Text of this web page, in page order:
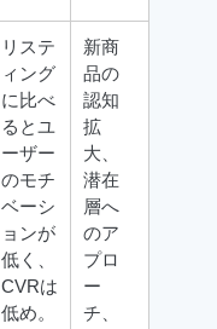
リステ
ィング
に比べ
るとユ
ーザー
のモチ
ベーシ
ョンが
低く、
CVRは
低め。
新商
品の
認知
拡
大、
潜在
層へ
のア
プロ
ー
チ、